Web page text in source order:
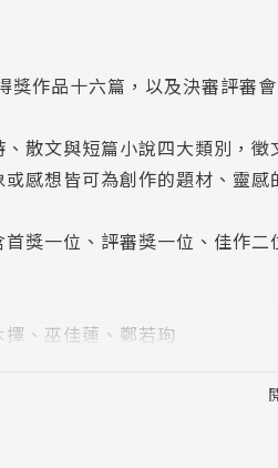
獎作品十六篇，以及決審評審會
散文與短篇小說四大類別，
感想皆可為創作的題材、靈感
獎一位、評審獎一位、佳作二
擇、巫佳蓮、鄭若珣